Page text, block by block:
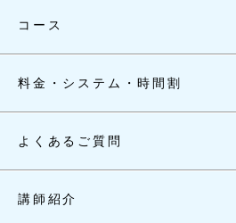
コース
料金・システム・時間割
よくあるご質問
講師紹介